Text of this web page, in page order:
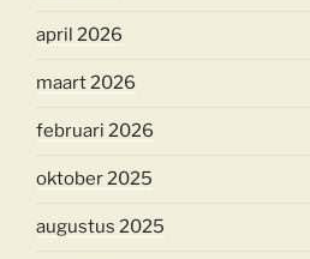
april 2026
maart 2026
februari 2026
oktober 2025
augustus 2025